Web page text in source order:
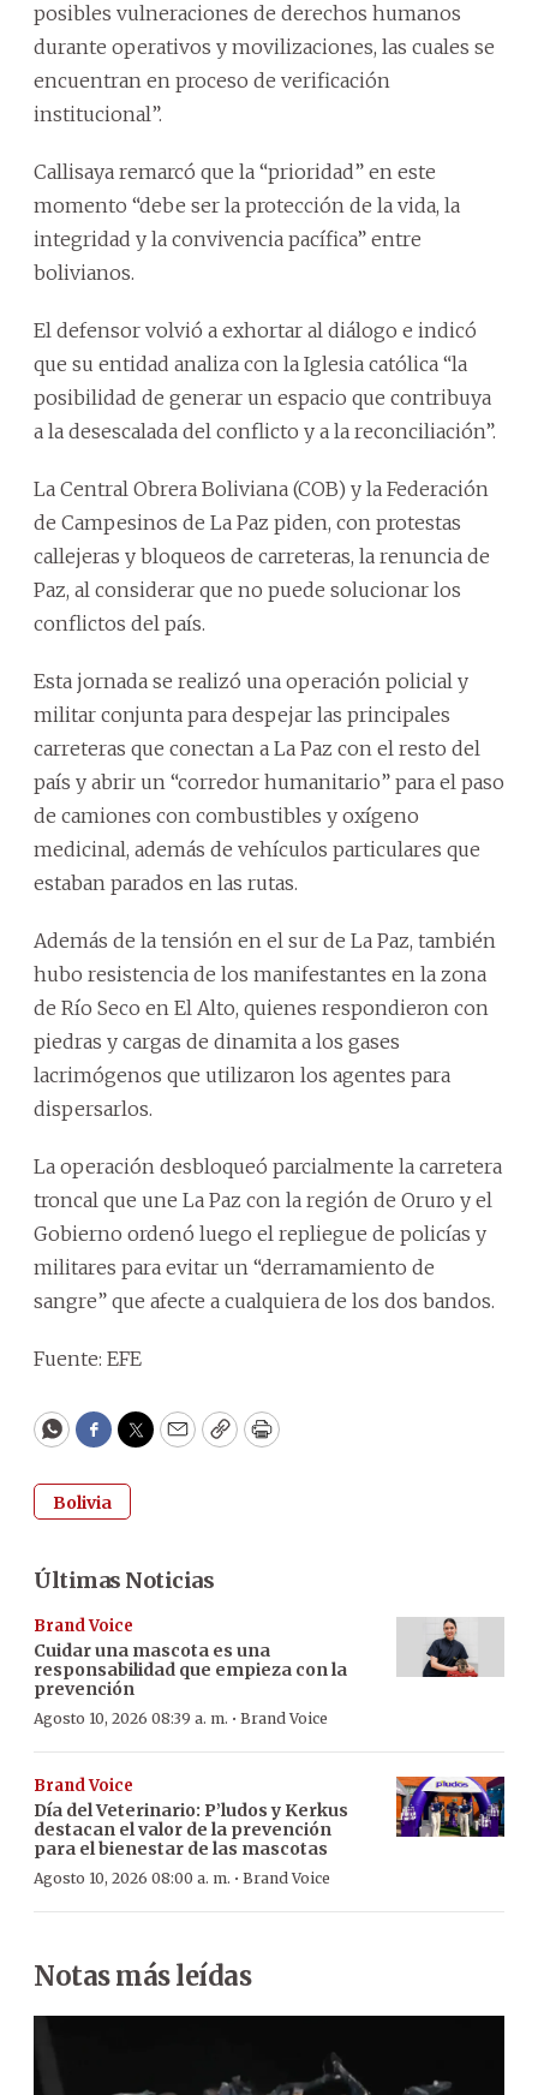
posibles vulneraciones de derechos humanos
durante operativos y movilizaciones, las cuales se
encuentran en proceso de verificación
institucional”.
Callisaya remarcó que la “prioridad” en este
momento “debe ser la protección de la vida, la
integridad y la convivencia pacífica” entre
bolivianos.
El defensor volvió a exhortar al diálogo e indicó
que su entidad analiza con la Iglesia católica “la
posibilidad de generar un espacio que contribuya
a la desescalada del conflicto y a la reconciliación”.
La Central Obrera Boliviana (COB) y la Federación
de Campesinos de La Paz piden, con protestas
callejeras y bloqueos de carreteras, la renuncia de
Paz, al considerar que no puede solucionar los
conflictos del país.
Esta jornada se realizó una operación policial y
militar conjunta para despejar las principales
carreteras que conectan a La Paz con el resto del
país y abrir un “corredor humanitario” para el paso
de camiones con combustibles y oxígeno
medicinal, además de vehículos particulares que
estaban parados en las rutas.
Además de la tensión en el sur de La Paz, también
hubo resistencia de los manifestantes en la zona
de Río Seco en El Alto, quienes respondieron con
piedras y cargas de dinamita a los gases
lacrimógenos que utilizaron los agentes para
dispersarlos.
La operación desbloqueó parcialmente la carretera
troncal que une La Paz con la región de Oruro y el
Gobierno ordenó luego el repliegue de policías y
militares para evitar un “derramamiento de
sangre” que afecte a cualquiera de los dos bandos.
Fuente: EFE
WhatsApp
Facebook
Twitter
EmailCopyPrint
Bolivia
Últimas Noticias
Brand Voice
Cuidar una mascota es una
responsabilidad que empieza con la
prevención
Agosto 10, 2026 08:39 a. m. · Brand Voice
Brand Voice
Día del Veterinario: P’ludos y Kerkus
destacan el valor de la prevención
para el bienestar de las mascotas
Agosto 10, 2026 08:00 a. m. · Brand Voice
Notas más leídas